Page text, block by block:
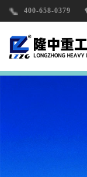
400-658-0379